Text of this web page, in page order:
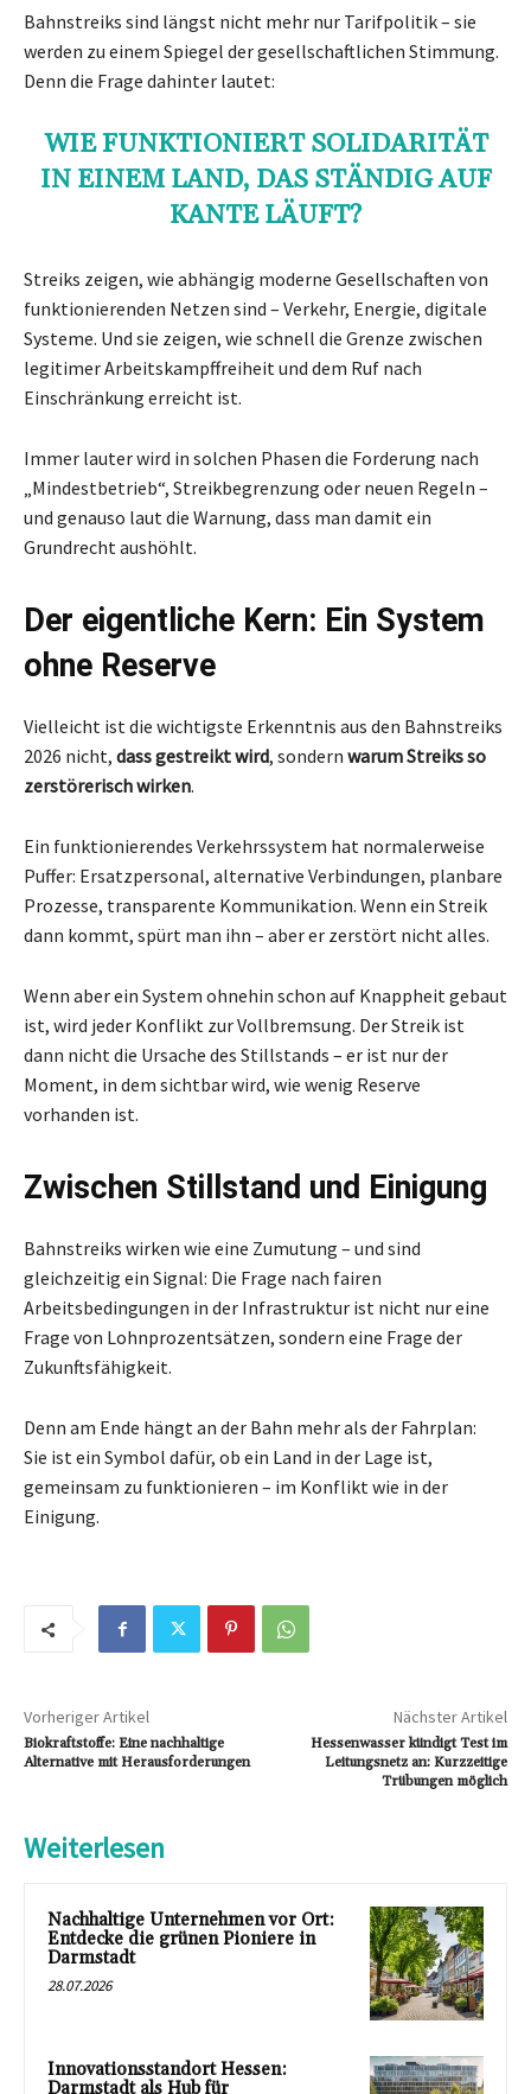
Bahnstreiks sind längst nicht mehr nur Tarifpolitik – sie
werden zu einem Spiegel der gesellschaftlichen Stimmung.
Denn die Frage dahinter lautet:
WIE FUNKTIONIERT SOLIDARITÄT
IN EINEM LAND, DAS STÄNDIG AUF
KANTE LÄUFT?
Streiks zeigen, wie abhängig moderne Gesellschaften von
funktionierenden Netzen sind – Verkehr, Energie, digitale
Systeme. Und sie zeigen, wie schnell die Grenze zwischen
legitimer Arbeitskampffreiheit und dem Ruf nach
Einschränkung erreicht ist.
Immer lauter wird in solchen Phasen die Forderung nach
„Mindestbetrieb“, Streikbegrenzung oder neuen Regeln –
und genauso laut die Warnung, dass man damit ein
Grundrecht aushöhlt.
Der eigentliche Kern: Ein System
ohne Reserve
Vielleicht ist die wichtigste Erkenntnis aus den Bahnstreiks
2026 nicht, dass gestreikt wird, sondern warum Streiks so
zerstörerisch wirken.
Ein funktionierendes Verkehrssystem hat normalerweise
Puffer: Ersatzpersonal, alternative Verbindungen, planbare
Prozesse, transparente Kommunikation. Wenn ein Streik
dann kommt, spürt man ihn – aber er zerstört nicht alles.
Wenn aber ein System ohnehin schon auf Knappheit gebaut
ist, wird jeder Konflikt zur Vollbremsung. Der Streik ist
dann nicht die Ursache des Stillstands – er ist nur der
Moment, in dem sichtbar wird, wie wenig Reserve
vorhanden ist.
Zwischen Stillstand und Einigung
Bahnstreiks wirken wie eine Zumutung – und sind
gleichzeitig ein Signal: Die Frage nach fairen
Arbeitsbedingungen in der Infrastruktur ist nicht nur eine
Frage von Lohnprozentsätzen, sondern eine Frage der
Zukunftsfähigkeit.
Denn am Ende hängt an der Bahn mehr als der Fahrplan:
Sie ist ein Symbol dafür, ob ein Land in der Lage ist,
gemeinsam zu funktionieren – im Konflikt wie in der
Einigung.
Vorheriger Artikel
Biokraftstoffe: Eine nachhaltige
Alternative mit Herausforderungen
Nächster Artikel
Hessenwasser kündigt Test im
Leitungsnetz an: Kurzzeitige
Trübungen möglich
Weiterlesen
Nachhaltige Unternehmen vor Ort:
Entdecke die grünen Pioniere in
Darmstadt
28.07.2026
Innovationsstandort Hessen:
Darmstadt als Hub für